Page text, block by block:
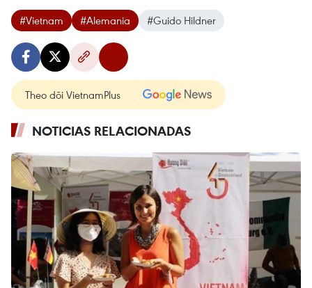
#Vietnam #Alemania #Guido Hildner
Theo dõi VietnamPlus
NOTICIAS RELACIONADAS